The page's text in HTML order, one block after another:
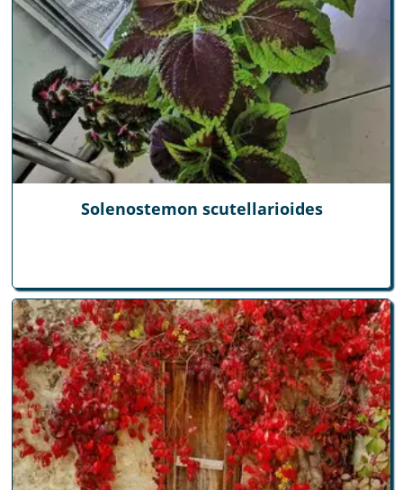
Solenostemon scutellarioides